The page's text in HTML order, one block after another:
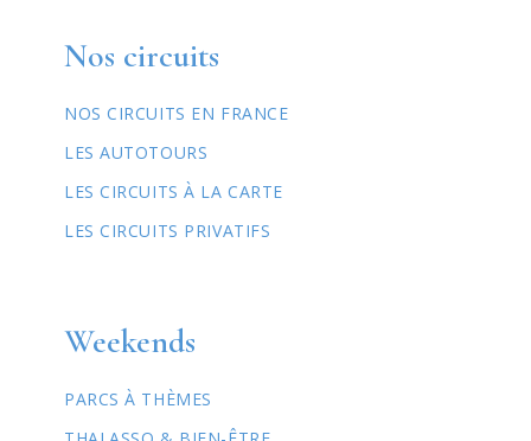
Nos circuits
NOS CIRCUITS EN FRANCE
LES AUTOTOURS
LES CIRCUITS À LA CARTE
LES CIRCUITS PRIVATIFS
Weekends
PARCS À THÈMES